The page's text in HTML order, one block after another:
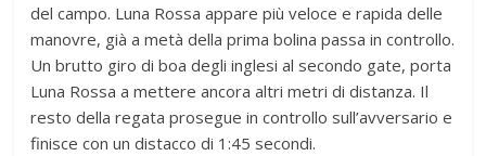
del campo. Luna Rossa appare più veloce e rapida delle
manovre, già a metà della prima bolina passa in controllo.
Un brutto giro di boa degli inglesi al secondo gate, porta
Luna Rossa a mettere ancora altri metri di distanza. Il
resto della regata prosegue in controllo sull’avversario e
finisce con un distacco di 1:45 secondi.